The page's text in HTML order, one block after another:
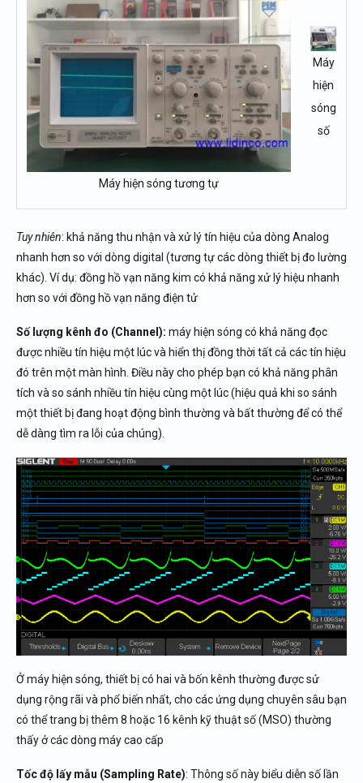
Máy hiện sóng tương tự
Máy
hiện
sóng
số
Tuy nhiên: khả năng thu nhận và xử lý tín hiệu của dòng Analog
nhanh hơn so với dòng digital (tương tự các dòng thiết bị đo lường
khác). Ví dụ: đồng hồ vạn năng kim có khả năng xử lý hiệu nhanh
hơn so với đồng hồ vạn năng điện tử
Số lượng kênh đo (Channel): máy hiện sóng có khả năng đọc
được nhiều tín hiệu một lúc và hiển thị đồng thời tất cả các tín hiệu
đó trên một màn hình. Điều này cho phép bạn có khả năng phân
tích và so sánh nhiều tín hiệu cùng một lúc (hiệu quả khi so sánh
một thiết bị đang hoạt động bình thường và bất thường để có thể
dễ dàng tìm ra lỗi của chúng).
Ở máy hiện sóng, thiết bị có hai và bốn kênh thường được sử
dụng rộng rãi và phổ biến nhất, cho các ứng dụng chuyên sâu bạn
có thể trang bị thêm 8 hoặc 16 kênh kỹ thuật số (MSO) thường
thấy ở các dòng máy cao cấp
Tốc độ lấy mẫu (Sampling Rate): Thông số này biểu diễn số lần